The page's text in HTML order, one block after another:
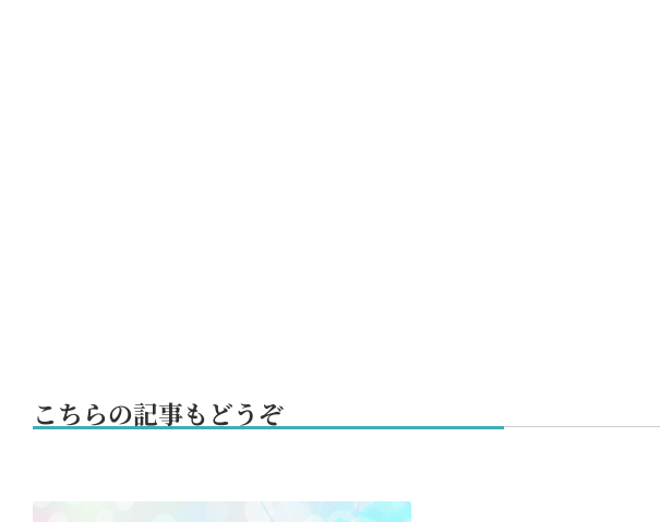
こちらの記事もどうぞ